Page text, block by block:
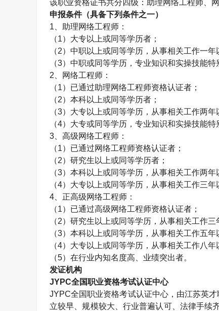
该职业资格证书共分四级：助理网络工程师、
申报条件（具备下列条件之一）
1 、助理网络工程师：
（1）大专以上或同等学历者；
（2）中职以上或同等学历，从事相关工作一年
（3）中职或同等学历，专业知识和实操技能特
2 、网络工程师：
（1）已通过助理网络工程师资格认证者；
（2）本科以上或同等学历者；
（3）大专以上或同等学历，从事相关工作两年
（4）大专或同等学历，专业知识和实操技能特
3 、高级网络工程师：
（1）已通过网络工程师资格认证者；
（2）研究生以上或同等学历者；
（3）本科以上或同等学历，从事相关工作两年
（4）大专以上或同等学历，从事相关工作三年
4 、正高级网络工程师：
（1）已通过高级网络工程师资格认证者；
（2）研究生以上或同等学历，从事相关工作三
（3）本科以上或同等学历，从事相关工作五年
（4）大专以上或同等学历，从事相关工作八年
（5）在行业内知名度高、业绩突出者。
发证机构
JYPC全国职业资格考试认证中心
JYPC全国职业资格考试认证中心，由江苏英
立较早、规模较大、行业普遍认可、法律手续